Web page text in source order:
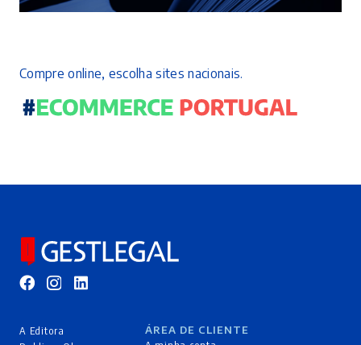
Compre online, escolha sites nacionais.
A Editora
ÁREA DE CLIENTE